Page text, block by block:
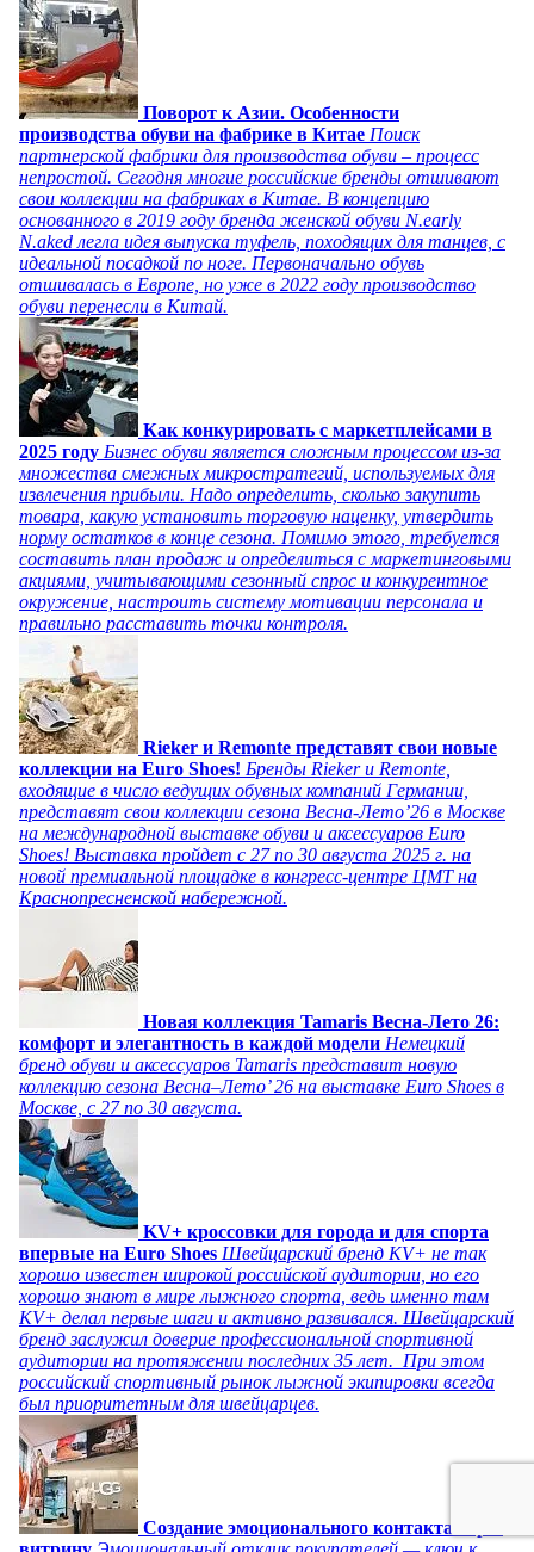
Поворот к Азии. Особенности
производства обуви на фабрике в Китае Поиск
партнерской фабрики для производства обуви – процесс
непростой. Сегодня многие российские бренды отшивают
свои коллекции на фабриках в Китае. В концепцию
основанного в 2019 году бренда женской обуви N.early
N.aked легла идея выпуска туфель, походящих для танцев, с
идеальной посадкой по ноге. Первоначально обувь
отшивалась в Европе, но уже в 2022 году производство
обуви перенесли в Китай.
Как конкурировать с маркетплейсами в
2025 году Бизнес обуви является сложным процессом из-за
множества смежных микростратегий, используемых для
извлечения прибыли. Надо определить, сколько закупить
товара, какую установить торговую наценку, утвердить
норму остатков в конце сезона. Помимо этого, требуется
составить план продаж и определиться с маркетинговыми
акциями, учитывающими сезонный спрос и конкурентное
окружение, настроить систему мотивации персонала и
правильно расставить точки контроля.
Rieker и Remonte представят свои новые
коллекции на Euro Shoes! Бренды Rieker и Remonte,
входящие в число ведущих обувных компаний Германии,
представят свои коллекции сезона Весна-Лето’26 в Москве
на международной выставке обуви и аксессуаров Euro
Shoes! Выставка пройдет c 27 по 30 августа 2025 г. на
новой премиальной площадке в конгресс-центре ЦМТ на
Краснопресненской набережной.
Новая коллекция Tamaris Весна-Лето 26:
комфорт и элегантность в каждой модели Немецкий
бренд обуви и аксессуаров Tamaris представит новую
коллекцию сезона Весна–Лето’ 26 на выставке Euro Shoes в
Москве, с 27 по 30 августа.
KV+ кроссовки для города и для спорта
впервые на Euro Shoes Швейцарский бренд KV+ не так
хорошо известен широкой российской аудитории, но его
хорошо знают в мире лыжного спорта, ведь именно там
KV+ делал первые шаги и активно развивался. Швейцарский
бренд заслужил доверие профессиональной спортивной
аудитории на протяжении последних 35 лет. При этом
российский спортивный рынок лыжной экипировки всегда
был приоритетным для швейцарцев.
Создание эмоционального контакта через